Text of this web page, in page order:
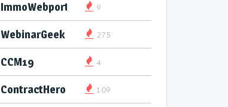
ImmoWebport 9
WebinarGeek 275
CCM19 4
ContractHero 109